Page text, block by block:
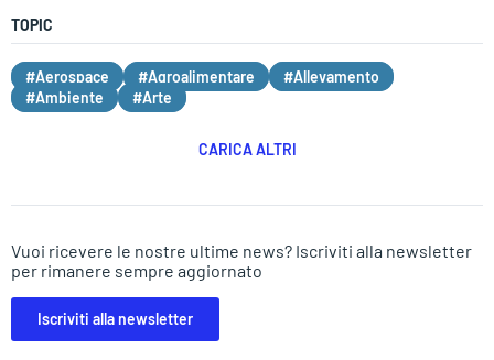
TOPIC
#Aerospace #Agroalimentare
#Allevamento
#Ambiente
#Arte
CARICA ALTRI
Vuoi ricevere le nostre ultime news? Iscriviti alla newsletter
per rimanere sempre aggiornato
Iscriviti alla newsletter